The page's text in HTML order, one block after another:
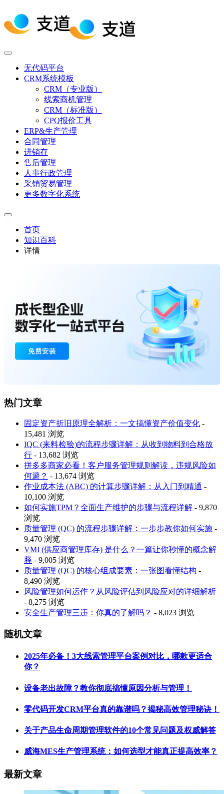
无代码平台
CRM系统模板
CRM（专业版）
线索商机管理
CRM（标准版）
CPQ报价工具
ERP&生产管理
合同管理
进销存
售后管理
人事行政管理
采销贸易管理
更多数字化系统
首页
知识百科
详情
热门文章
固定资产折旧原理全解析：一文搞懂资产价值变化 -
15,481 浏览
IQC (来料检验)的流程步骤详解：从收到物料到合格放
行 - 13,682 浏览
拼多多商家必看！客户服务管理规则解读，违规风险如
何避？ - 13,674 浏览
作业成本法 (ABC) 的计算步骤详解：从入门到精通 -
10,100 浏览
如何实施TPM？全面生产维护的步骤与流程详解 - 9,870
浏览
质量管理 (QC) 的流程步骤详解：一步步教你如何实施 -
9,470 浏览
VMI (供应商管理库存) 是什么？一篇让你秒懂的概念解
释 - 9,005 浏览
质量管理 (QC) 的核心组成要素：一张图看懂结构 -
8,490 浏览
风险管理如何运作？从风险评估到风险应对的详细解析
- 8,275 浏览
安全生产管理三违：你真的了解吗？ - 8,023 浏览
随机文章
2025年必备！3大线索管理平台案例对比，哪款更适合
你？
设备老出故障？教你彻底搞懂原因分析与管理！
零代码开发CRM平台真的靠谱吗？揭秘高效管理秘诀！
关于产品生命周期管理软件的10个常见问题及权威解答
威海MES生产管理系统：如何选型才能真正提高效率？
最新文章